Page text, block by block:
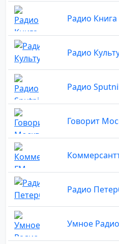
Радио Книга
Радио
Радио
Говорит
Радио
Умное Радио